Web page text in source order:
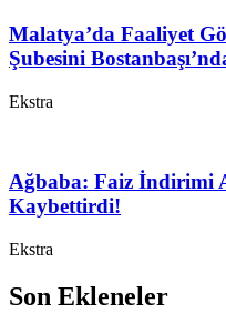
Malatya’da Faaliyet
Şubesini
Ekstra
Ağbaba: Faiz İndirimi
Kaybettirdi!
Ekstra
Son Ekleneler